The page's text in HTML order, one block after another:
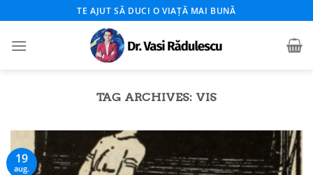
to
content
TE AJUT SĂ DUCI O VIAȚĂ MAI BUNĂ
TAG ARCHIVES: VIS
19
aug.